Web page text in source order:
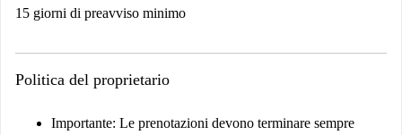
15 giorni di preavviso minimo
Politica del proprietario
Importante: Le prenotazioni devono terminare sempre